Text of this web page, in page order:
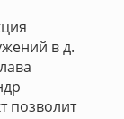
в д.
позволит